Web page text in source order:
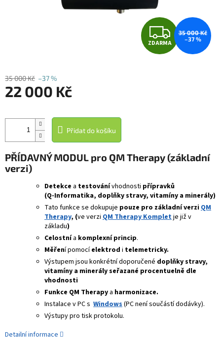
Z
D
ZDARMA
35 000 Kč
–37 %
35 000 Kč –37 %
22 000 Kč
cena:
Přidat do košíku
PŘÍDAVNÝ MODUL pro QM Therapy (základní
verzi)
Detekce a testovánívhodnosti přípravků
(Q‑Informatika, doplňky stravy, vitamíny a minerály)
Tato funkce se dokupuje pouze pro základní verzi QM
Therapy, (ve verzi QM Therapy Kompletje již v
základu)
Celostnía komplexní princip.
Měření pomocíelektrod i telemetricky.
Výstupem jsou konkrétní doporučené doplňky stravy,
vitamíny a minerály seřazané procentuelně dle
vhodnosti
Funkce QM Therapy a harmonizace.
Instalace v PC s Windows (PC není součástí dodávky).
Výstupy pro tisk protokolu.
Detailní informace